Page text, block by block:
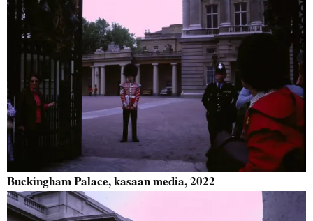
Buckingham Palace, kasaan media, 2022